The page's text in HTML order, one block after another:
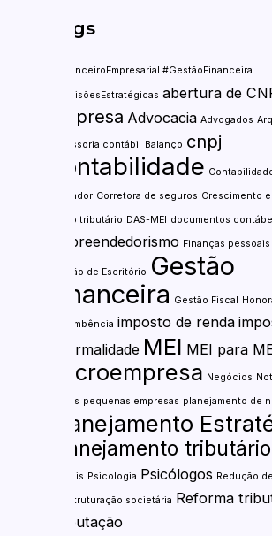
Tags
#FinanceiroEmpresarial #GestãoFinanceira
#DecisõesEstratégicas abertura de
empresa Advocacia Advogados
assessoria contábil Balanço cnpj
contabilidade
contador Corretora de seguros Crescimento
custo tributário DAS-MEI documentos
empreendedorismo Finanças pessoais
Gestão de Escritório Gestão
financeira Gestão Fiscal
sucumbência imposto de renda
informalidade MEI MEI para
microempresa Negócios
regras pequenas empresas planejamento de
Planejamento
Planejamento tributário
liberais Psicologia Psicólogos Redução
Reestruturação societária Reforma
Tributação